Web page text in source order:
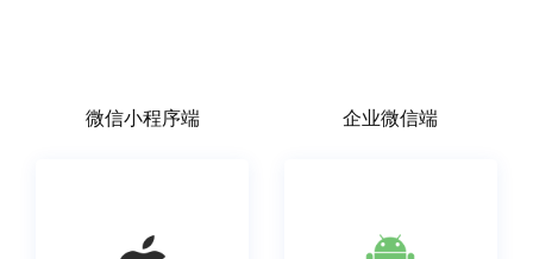
微信小程序端 企业微信端